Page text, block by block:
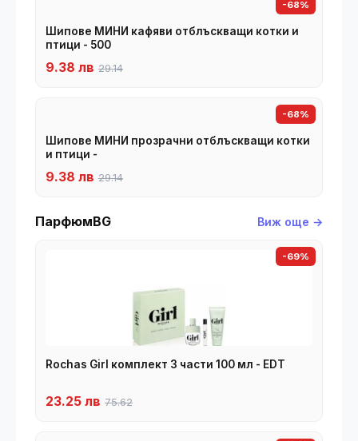
-68%
Шипове МИНИ кафяви отблъскващи котки и
птици - 500
9.38 лв 29.14
-68%
Шипове МИНИ прозрачни отблъскващи котки
и птици -
9.38 лв 29.14
ПарфюмBG Виж още →
-69%
Rochas Girl комплект 3 части 100 мл - EDT
23.25 лв 75.62